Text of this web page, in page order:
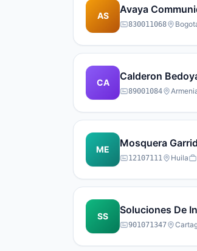
AS
Avaya
830011068
CA
Calderon
89001084
ME
Mosquera
12107111 Huila
SS
Soluciones De
901071347